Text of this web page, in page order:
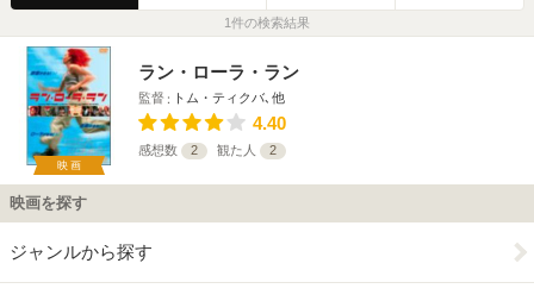
1件の検索結果
映画
ラン・ローラ・ラン
監督 トム・ティクバ､他
4.40
感想数 2 観た人 2
映画を探す
ジャンルから探す